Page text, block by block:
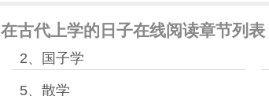
在古代上学的日子在线阅读章节列表
2、国子学
5、散学